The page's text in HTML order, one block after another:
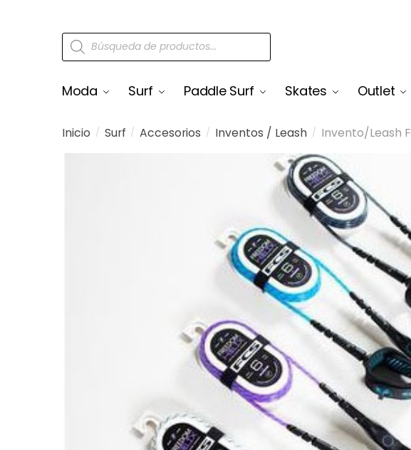
Moda Surf Paddle Surf Skates Outlet
Inicio / Surf / Accesorios / Inventos / Leash / Invento/Leash